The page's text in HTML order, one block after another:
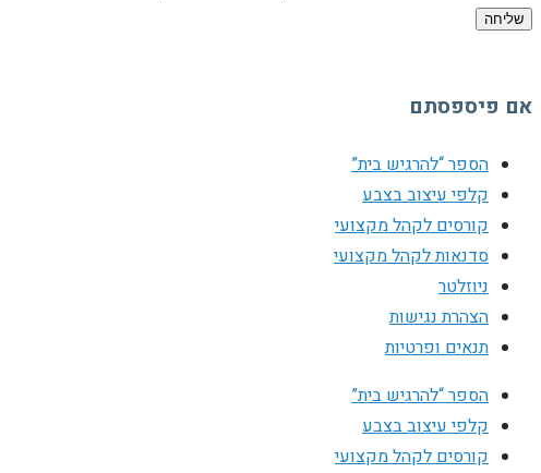
שליחה
אם פיספסתם
הספר “להרגיש בית”
קלפי עיצוב בצבע
קורסים לקהל מקצועי
סדנאות לקהל מקצועי
ניוזלטר
הצהרת נגישות
תנאים ופרטיות
הספר “להרגיש בית”
קלפי עיצוב בצבע
קורסים לקהל מקצועי